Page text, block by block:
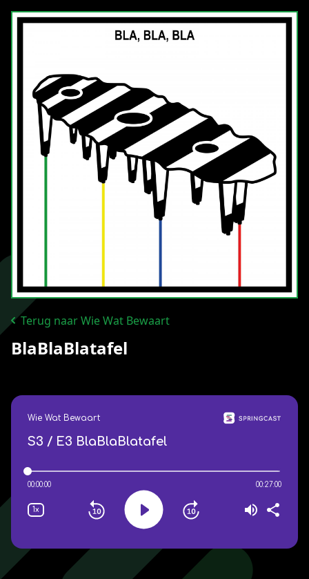
Terug naar Wie Wat Bewaart
BlaBlaBlatafel